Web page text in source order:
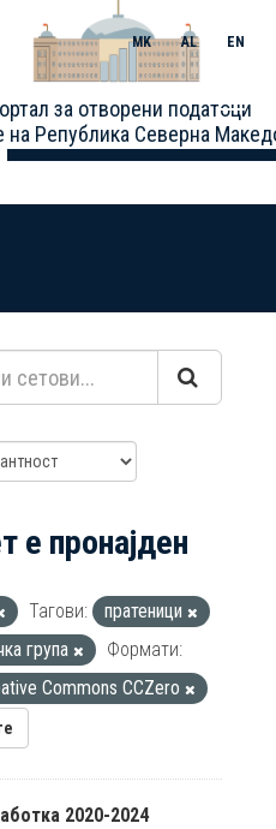
за отворени податоци
на Република Северна
MK AL EN
Toggle
е пронајден
Тагови:
пратеници
група
Формати:
Commons CCZero
2020-2024